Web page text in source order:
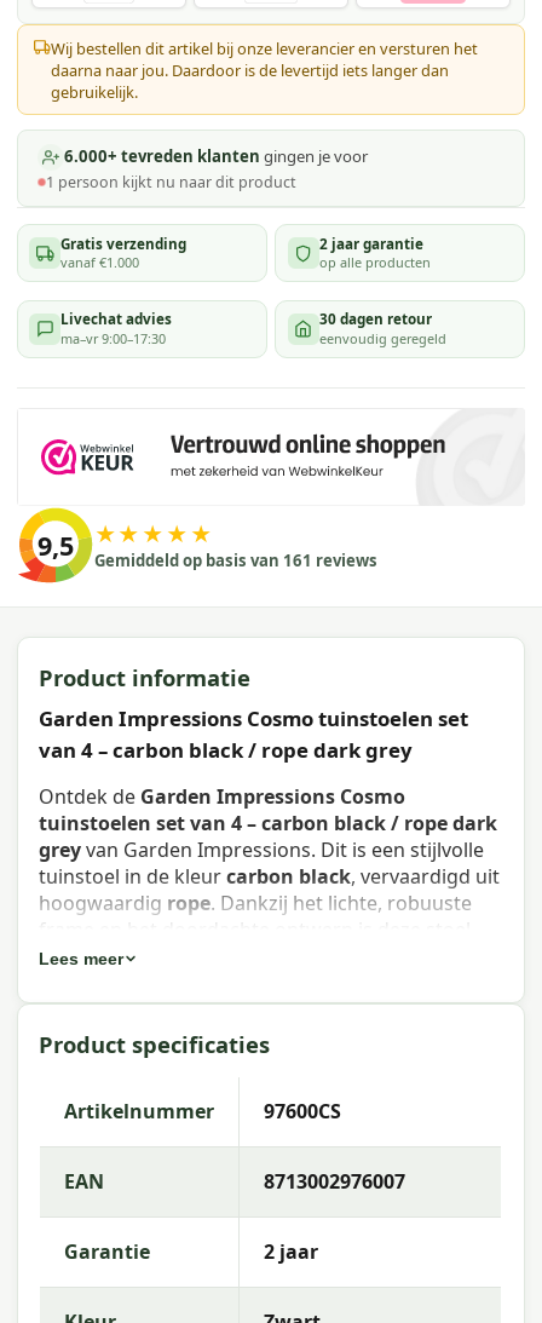
Wij bestellen dit artikel bij onze leverancier en versturen het
daarna naar jou. Daardoor is de levertijd iets langer dan
gebruikelijk.
6.000+ tevreden klanten gingen je voor
1 persoon kijkt nu naar dit product
Gratis verzending
vanaf €1.000
2 jaar garantie
op alle producten
Livechat advies
ma–vr 9:00–17:30
30 dagen retour
eenvoudig geregeld
9,5 ★★★★★
Gemiddeld op basis van 161 reviews
Product informatie
Garden Impressions Cosmo tuinstoelen set
van 4 – carbon black / rope dark grey
Ontdek de Garden Impressions Cosmo
tuinstoelen set van 4 – carbon black / rope dark
greyvan Garden Impressions. Dit is een stijlvolle
tuinstoel in de kleurcarbon black, vervaardigd uit
hoogwaardig rope. Dankzij het lichte, robuuste
frame en het doordachte ontwerp is deze stoel
zowel comfortabel als weerbestendig — ideaal
Eigenschappen Garden Impressions
Cosmo tuinstoelen set van 4 – carbon
black / rope dark grey
Artikelnummer: 97600CS
Merk: Garden Impressions
Kleur: carbon black
Lees meer
Product specificaties
Artikelnummer 97600CS
EAN 8713002976007
Garantie 2 jaar